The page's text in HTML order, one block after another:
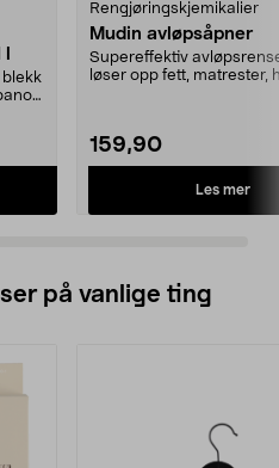
blekk
Rengjøringskjemikalier
Mudin avløpsåpner
Supereffektiv
løser opp fett, matrester,
159,90
Les mer
på vanlige ting